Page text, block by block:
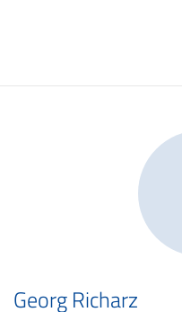
Georg Richarz